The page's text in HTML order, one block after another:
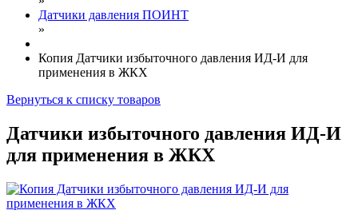
Датчики давления ПОИНТ
»
Копия Датчики избыточного давления ИД-И для
применения в ЖКХ
Вернуться к списку товаров
Датчики избыточного давления ИД-И
для применения в ЖКХ